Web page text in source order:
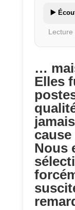
▶️
Lecture
…
Elles
Nous